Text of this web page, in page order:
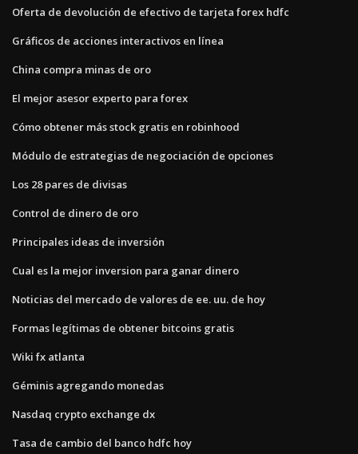
Oferta de devolución de efectivo de tarjeta forex hdfc
Gráficos de acciones interactivos en línea
China compra minas de oro
El mejor asesor experto para forex
Cómo obtener más stock gratis en robinhood
Módulo de estrategias de negociación de opciones
Los 28 pares de divisas
Control de dinero de oro
Principales ideas de inversión
Cual es la mejor inversion para ganar dinero
Noticias del mercado de valores de ee. uu. de hoy
Formas legítimas de obtener bitcoins gratis
Wiki fx atlanta
Géminis agregando monedas
Nasdaq crypto exchange dx
Tasa de cambio del banco hdfc hoy